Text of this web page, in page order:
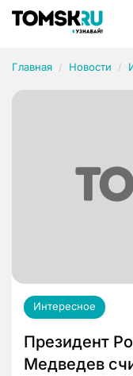
Главная Новости
Интересное
Президент
Медведев